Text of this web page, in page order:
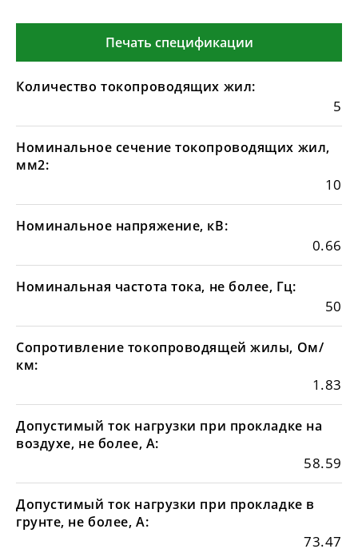
Печать спецификации
Количество токопроводящих жил:
5
Номинальное сечение токопроводящих жил,
мм2:
10
Номинальное напряжение, кВ:
0.66
Номинальная частота тока, не более, Гц:
50
Сопротивление токопроводящей жилы, Ом/
км:
1.83
Допустимый ток нагрузки при прокладке на
воздухе, не более, А:
58.59
Допустимый ток нагрузки при прокладке в
грунте, не более, А:
73.47